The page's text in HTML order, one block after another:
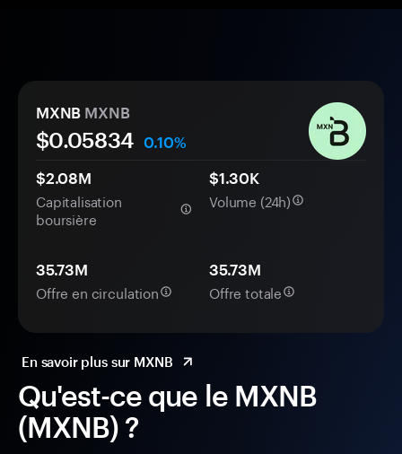
Qu'est-ce que le MXNB
(MXNB) ?
MXNB MXNB
$0.05834 0.10%
$2.08M
Capitalisation
boursière
$1.30K
Volume (24h)
35.73M
Offre en circulation
35.73M
Offre totale
En savoir plus sur MXNB